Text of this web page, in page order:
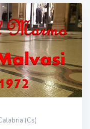
(Cs)